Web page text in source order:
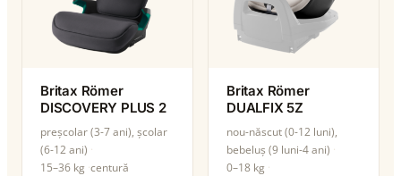
Britax Römer
DISCOVERY PLUS 2
preșcolar (3-7 ani), școlar
(6-12 ani)
15–36 kg centură
Britax Römer
DUALFIX 5Z
nou-născut (0-12 luni),
bebeluș (9 luni-4 ani)
0–18 kg